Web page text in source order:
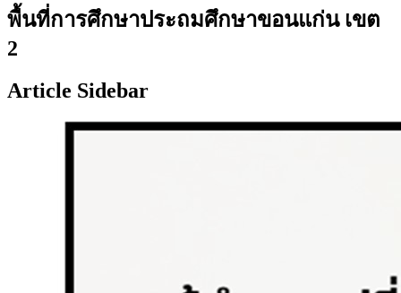
พื้นที่การศึกษาประถมศึกษาขอนแก่น เขต
2
Article Sidebar